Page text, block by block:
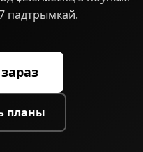
падтрымкай.
планы